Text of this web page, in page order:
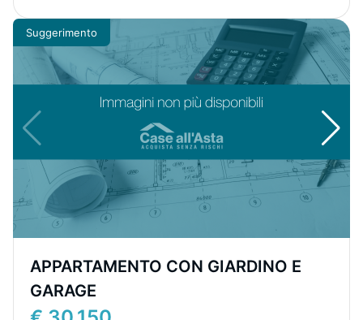
Suggerimento
APPARTAMENTO CON GIARDINO E
GARAGE